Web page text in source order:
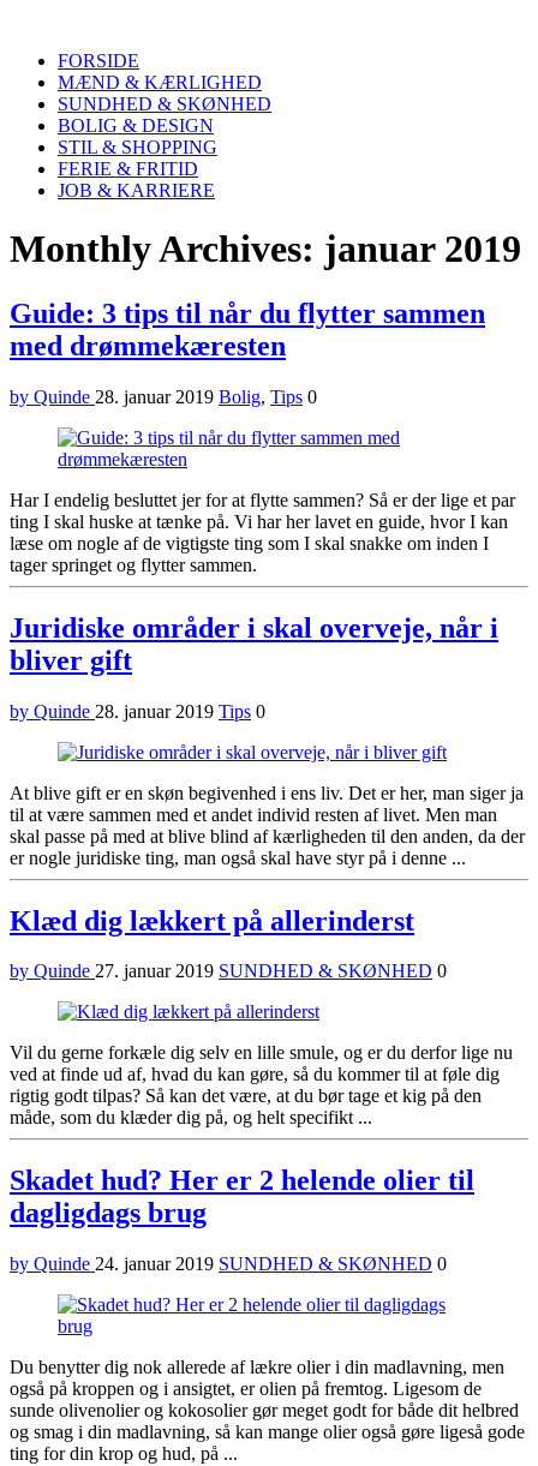
FORSIDE
MÆND & KÆRLIGHED
SUNDHED & SKØNHED
BOLIG & DESIGN
STIL & SHOPPING
FERIE & FRITID
JOB & KARRIERE
Monthly Archives: januar 2019
Guide: 3 tips til når du flytter sammen
med drømmekæresten
by Quinde 28. januar 2019 Bolig, Tips 0
Har I endelig besluttet jer for at flytte sammen? Så er der lige et par
ting I skal huske at tænke på. Vi har her lavet en guide, hvor I kan
læse om nogle af de vigtigste ting som I skal snakke om inden I
tager springet og flytter sammen.
Juridiske områder i skal overveje, når i
bliver gift
by Quinde 28. januar 2019 Tips 0
At blive gift er en skøn begivenhed i ens liv. Det er her, man siger ja
til at være sammen med et andet individ resten af livet. Men man
skal passe på med at blive blind af kærligheden til den anden, da der
er nogle juridiske ting, man også skal have styr på i denne ...
Klæd dig lækkert på allerinderst
by Quinde 27. januar 2019 SUNDHED & SKØNHED 0
Vil du gerne forkæle dig selv en lille smule, og er du derfor lige nu
ved at finde ud af, hvad du kan gøre, så du kommer til at føle dig
rigtig godt tilpas? Så kan det være, at du bør tage et kig på den
måde, som du klæder dig på, og helt specifikt ...
Skadet hud? Her er 2 helende olier til
dagligdags brug
by Quinde 24. januar 2019 SUNDHED & SKØNHED 0
Du benytter dig nok allerede af lækre olier i din madlavning, men
også på kroppen og i ansigtet, er olien på fremtog. Ligesom de
sunde olivenolier og kokosolier gør meget godt for både dit helbred
og smag i din madlavning, så kan mange olier også gøre ligeså gode
ting for din krop og hud, på ...